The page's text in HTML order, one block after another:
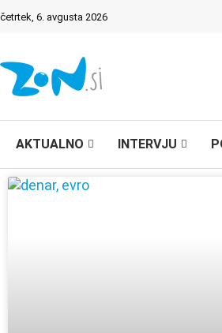
četrtek, 6. avgusta 2026
AKTUALNO INTERVJU